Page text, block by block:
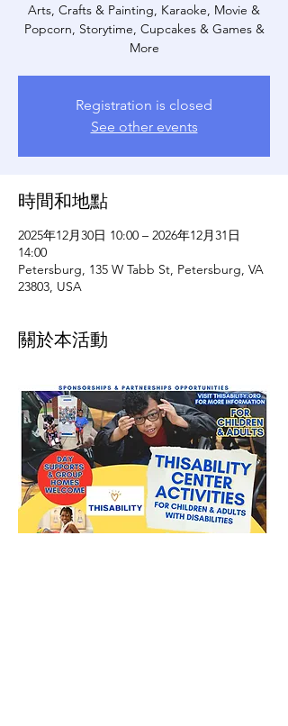
Arts, Crafts & Painting, Karaoke, Movie &
Popcorn, Storytime, Cupcakes & Games &
More
Registration is closed
See other events
時間和地點
2025年12月30日 10:00 – 2026年12月31日
14:00
Petersburg, 135 W Tabb St, Petersburg, VA
23803, USA
關於本活動